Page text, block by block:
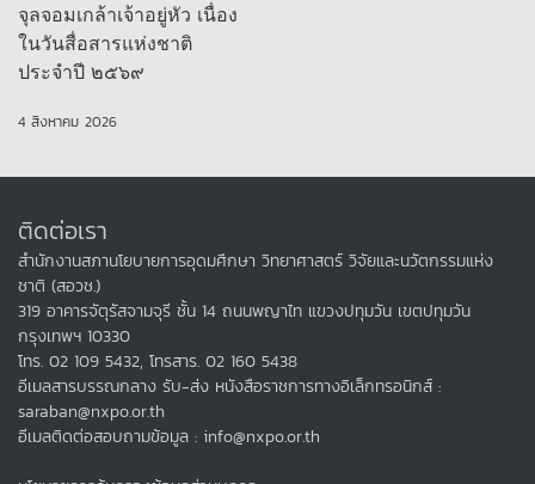
จุลจอมเกล้าเจ้าอยู่หัว เนื่อง
ในวันสื่อสารแห่งชาติ
ประจำปี ๒๕๖๙
4 สิงหาคม 2026
ติดต่อเรา
สำนักงานสภานโยบายการอุดมศึกษา วิทยาศาสตร์ วิจัยและนวัตกรรมแห่ง
ชาติ (สอวช.)
319 อาคารจัตุรัสจามจุรี ชั้น 14 ถนนพญาไท แขวงปทุมวัน เขตปทุมวัน
กรุงเทพฯ 10330
โทร. 02 109 5432, โทรสาร. 02 160 5438
อีเมลสารบรรณกลาง รับ-ส่ง หนังสือราชการทางอิเล็กทรอนิกส์ :
saraban@nxpo.or.th
อีเมลติดต่อสอบถามข้อมูล : info@nxpo.or.th